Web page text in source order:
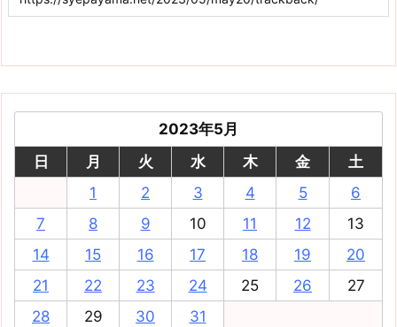
2023年5月
日
月 火 水 木 金
土
1
2 3 4 5
6
7
8 9 10 11 12
13
14
15 16 17 18 19
20
21
22 23 24 25 26
27
28
29 30 31